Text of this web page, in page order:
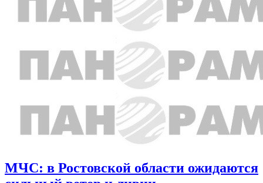
МЧС: в Ростовской области ожидаются